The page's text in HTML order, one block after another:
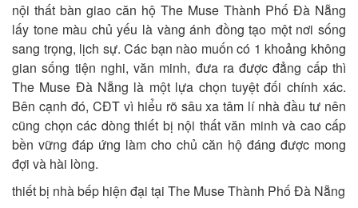
nội thất bàn giao căn hộ The Muse Thành Phố Đà Nẵng
lấy tone màu chủ yếu là vàng ánh đồng tạo một nơi sống
sang trọng, lịch sự. Các bạn nào muốn có 1 khoảng không
gian sống tiện nghi, văn minh, đưa ra được đẳng cấp thì
The Muse Đà Nẵng là một lựa chọn tuyệt đối chính xác.
Bên cạnh đó, CĐT vì hiểu rõ sâu xa tâm lí nhà đầu tư nên
cũng chọn các dòng thiết bị nội thất văn minh và cao cấp
bền vững đáp ứng làm cho chủ căn hộ đáng được mong
đợi và hài lòng.
thiết bị nhà bếp hiện đại tại The Muse Thành Phố Đà Nẵng